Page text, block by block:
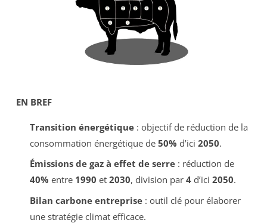
EN BREF
Transition énergétique: objectif de réduction de la
consommation énergétique de 50% d’ici 2050.
Émissions de gaz à effet de serre: réduction de
40% entre 1990 et 2030, division par 4d’ici 2050.
Bilan carbone entreprise: outil clé pour élaborer
une stratégie climat efficace.